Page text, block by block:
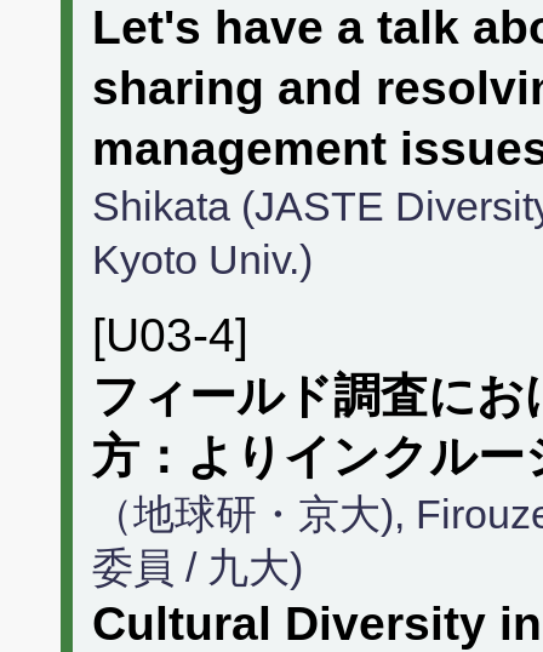
Let's have a talk
sharing and
management
Shikata (JASTE
Kyoto Univ.)
[U03-4]
フィールド調査に
方：よりインクル
（地球研・京大),
委員 / 九大)
Cultural Diversity